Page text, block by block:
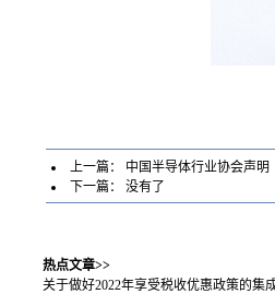
上一篇：
中国半导体行业协会声明
下一篇： 没有了
热点文章>>
关于做好2022年享受税收优惠政策的集